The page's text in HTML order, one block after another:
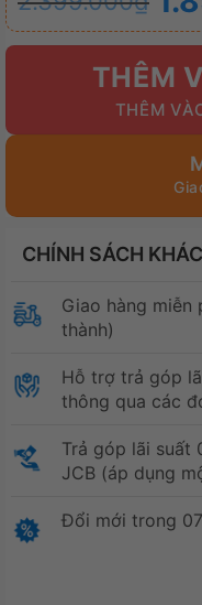
gốc
2.399.000₫.
hiện
1.899.000₫.
THÊM
CHÍNH SÁCH
Giao hàng miễn
thành)
Hỗ trợ trả góp
thông qua các
Trả góp lãi suất
JCB (áp dụng
Đổi mới trong